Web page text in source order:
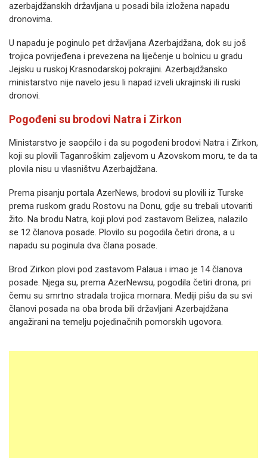
azerbajdžanskih državljana u posadi bila izložena napadu
dronovima.
U napadu je poginulo pet državljana Azerbajdžana, dok su još
trojica povrijeđena i prevezena na liječenje u bolnicu u gradu
Jejsku u ruskoj Krasnodarskoj pokrajini. Azerbajdžansko
ministarstvo nije navelo jesu li napad izveli ukrajinski ili ruski
dronovi.
Pogođeni su brodovi Natra i Zirkon
Ministarstvo je saopćilo i da su pogođeni brodovi Natra i Zirkon,
koji su plovili Taganroškim zaljevom u Azovskom moru, te da ta
plovila nisu u vlasništvu Azerbajdžana.
Prema pisanju portala AzerNews, brodovi su plovili iz Turske
prema ruskom gradu Rostovu na Donu, gdje su trebali utovariti
žito. Na brodu Natra, koji plovi pod zastavom Belizea, nalazilo
se 12 članova posade. Plovilo su pogodila četiri drona, a u
napadu su poginula dva člana posade.
Brod Zirkon plovi pod zastavom Palaua i imao je 14 članova
posade. Njega su, prema AzerNewsu, pogodila četiri drona, pri
čemu su smrtno stradala trojica mornara. Mediji pišu da su svi
članovi posada na oba broda bili državljani Azerbajdžana
angažirani na temelju pojedinačnih pomorskih ugovora.